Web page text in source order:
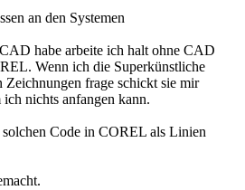
an den Systemen
habe arbeite ich halt ohne CAD
Wenn ich die Superkünstliche
Zeichnungen frage schickt sie mir
nichts anfangen kann.
Code in COREL als Linien